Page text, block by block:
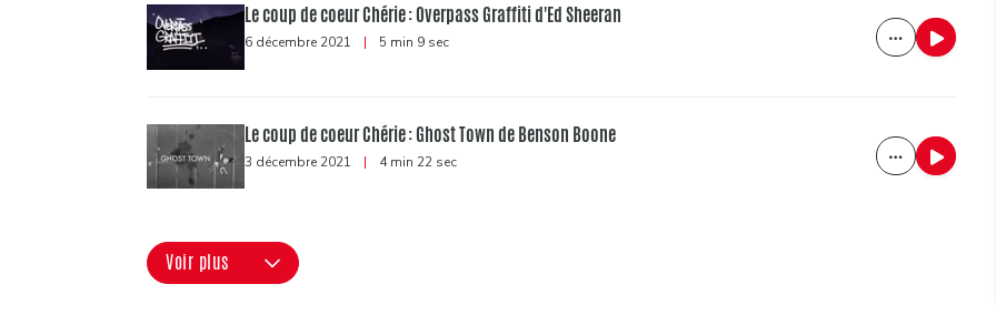
Le coup de coeur Chérie : Overpass Graffiti d'Ed Sheeran
6 décembre 2021 | 5 min 9 sec
Le coup de coeur Chérie : Ghost Town de Benson Boone
3 décembre 2021 | 4 min 22 sec
Voir plus